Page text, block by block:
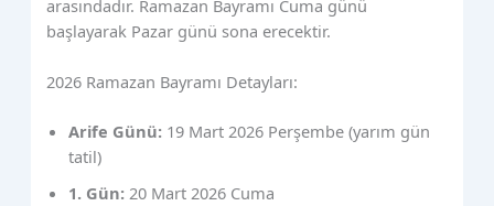
arasındadır. Ramazan Bayramı Cuma günü
başlayarak Pazar günü sona erecektir.
2026 Ramazan Bayramı Detayları:
Arife Günü: 19 Mart 2026 Perşembe (yarım gün
tatil)
1. Gün: 20 Mart 2026 Cuma